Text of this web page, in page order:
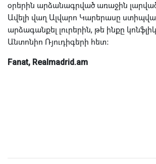
օրերին արձանագրված առաջին
Ավելի վաղ Ալվարո Կարերասը
արձագանքել լուրերին, թե ինքը
Անտոնիո Ռյուդիգերի հետ։
Fanat, Realmadrid.am